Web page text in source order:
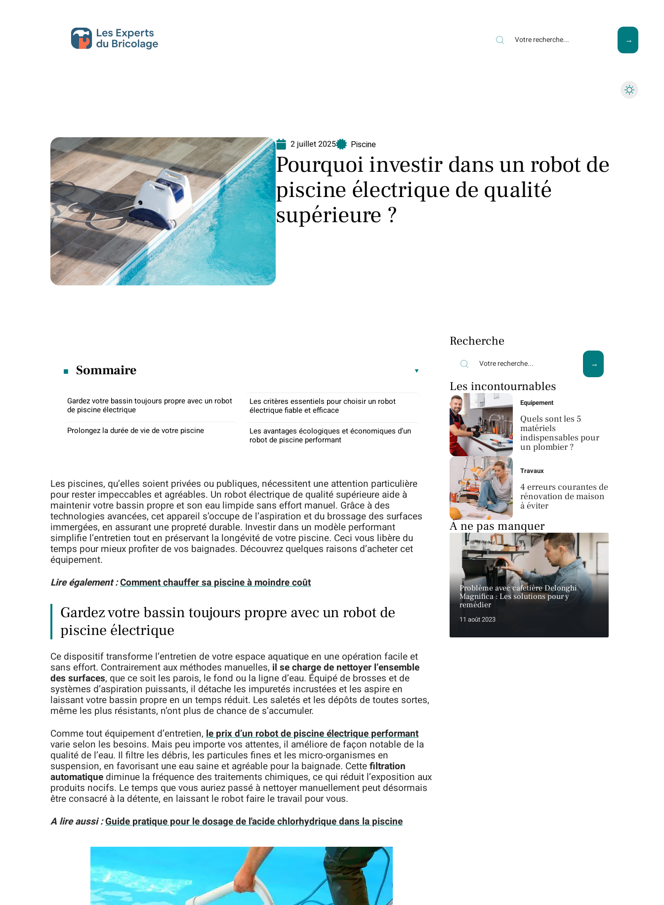
2 juillet 2025 Piscine
Pourquoi investir dans un robot de
piscine électrique de qualité
supérieure ?
Sommaire
Gardez votre bassin toujours propre avec un robot
de piscine électrique
Prolongez la durée de vie de votre piscine
Les critères essentiels pour choisir un robot
électrique fiable et efficace
Les avantages écologiques et économiques d’un
robot de piscine performant
Les piscines, qu’elles soient privées ou publiques, nécessitent une attention particulière
pour rester impeccables et agréables. Un robot électrique de qualité supérieure aide à
maintenir votre bassin propre et son eau limpide sans effort manuel. Grâce à des
technologies avancées, cet appareil s’occupe de l’aspiration et du brossage des surfaces
immergées, en assurant une propreté durable. Investir dans un modèle performant
simplifie l’entretien tout en préservant la longévité de votre piscine. Ceci vous libère du
temps pour mieux profiter de vos baignades. Découvrez quelques raisons d’acheter cet
équipement.
Lire également :Comment chauffer sa piscine à moindre coût
Gardez votre bassin toujours propre avec un robot de
piscine électrique
Ce dispositif transforme l’entretien de votre espace aquatique en une opération facile et
sans effort. Contrairement aux méthodes manuelles, il se charge de nettoyer l’ensemble
des surfaces, que ce soit les parois, le fond ou la ligne d’eau. Équipé de brosses et de
systèmes d’aspiration puissants, il détache les impuretés incrustées et les aspire en
laissant votre bassin propre en un temps réduit. Les saletés et les dépôts de toutes sortes,
même les plus résistants, n’ont plus de chance de s’accumuler.
Comme tout équipement d’entretien, le prix d’un robot de piscine électrique performant
varie selon les besoins. Mais peu importe vos attentes, il améliore de façon notable de la
qualité de l’eau. Il filtre les débris, les particules fines et les micro-organismes en
suspension, en favorisant une eau saine et agréable pour la baignade. Cettefiltration
automatique diminue la fréquence des traitements chimiques, ce qui réduit l’exposition aux
produits nocifs. Le temps que vous auriez passé à nettoyer manuellement peut désormais
être consacré à la détente, en laissant le robot faire le travail pour vous.
A lire aussi :Guide pratique pour le dosage de l'acide chlorhydrique dans la piscine
Recherche
Les incontournables
Equipement
Quels sont les 5
matériels
indispensables pour
un plombier ?
Travaux
4 erreurs courantes de
rénovation de maison
à éviter
À ne pas manquer
Problème avec cafetière Delonghi
Magnifica : Les solutions pour y
remédier
11 août 2023